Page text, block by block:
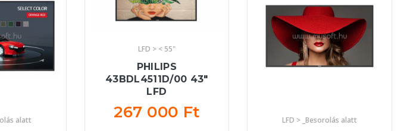
alatt
LFD > < 55"
PHILIPS
43BDL4511D/00 43"
LFD
267 000 Ft LFD > _Besorolás alatt